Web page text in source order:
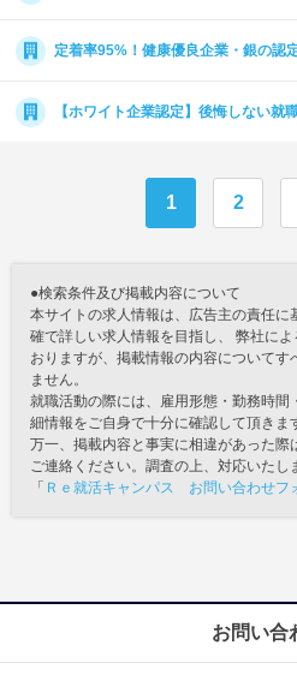
定着率95%！健康優良企業・銀の認
【ホワイト企業認定】後悔しない就
1 2
●検索条件及び掲載内容について
本サイトの求人情報は、広告主の責任に
確で詳しい求人情報を目指し、 弊社に
おりますが、掲載情報の内容についてす
ません。
就職活動の際には、雇用形態・勤務時
細情報をご自身で十分に確認して頂きま
万一、掲載内容と事実に相違があった際
ご連絡ください。調査の上、対応いたし
「 Ｒｅ就活キャンパス お問い合わせフ
お問い合